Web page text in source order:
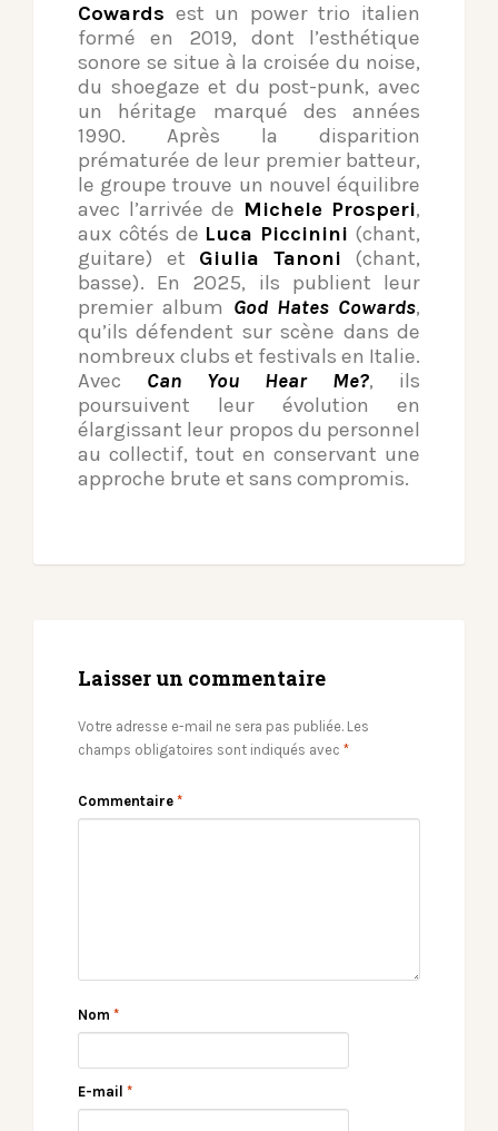
Cowards est un power trio italien
formé en 2019, dont l’esthétique
sonore se situe à la croisée du noise,
du shoegaze et du post-punk, avec
un héritage marqué des années
1990. Après la disparition
prématurée de leur premier batteur,
le groupe trouve un nouvel équilibre
avec l’arrivée de Michele Prosperi,
aux côtés de Luca Piccinini (chant,
guitare) et Giulia Tanoni (chant,
basse). En 2025, ils publient leur
premier album God Hates Cowards,
qu’ils défendent sur scène dans de
nombreux clubs et festivals en Italie.
Avec Can You Hear Me?, ils
poursuivent leur évolution en
élargissant leur propos du personnel
au collectif, tout en conservant une
approche brute et sans compromis.
Laisser un commentaire
Votre adresse e-mail ne sera pas publiée. Les
champs obligatoires sont indiqués avec *
Commentaire *
Nom *
E-mail *